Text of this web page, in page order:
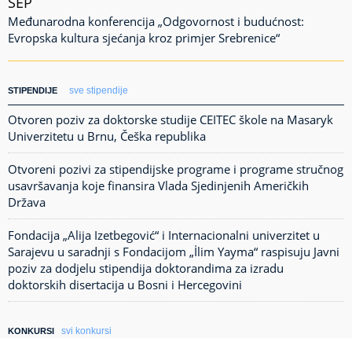
Međunarodna konferencija „Odgovornost i budućnost:
Evropska kultura sjećanja kroz primjer Srebrenice“
STIPENDIJE sve stipendije
Otvoren poziv za doktorske studije CEITEC škole na Masaryk
Univerzitetu u Brnu, Češka republika
Otvoreni pozivi za stipendijske programe i programe stručnog
usavršavanja koje finansira Vlada Sjedinjenih Američkih
Država
Fondacija „Alija Izetbegović“ i Internacionalni univerzitet u
Sarajevu u saradnji s Fondacijom „İlim Yayma“ raspisuju Javni
poziv za dodjelu stipendija doktorandima za izradu
doktorskih disertacija u Bosni i Hercegovini
KONKURSI svi konkursi